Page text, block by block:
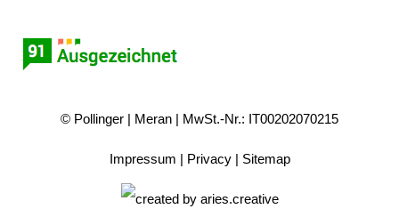
© Pollinger Meran MwSt.-Nr.: IT00202070215
Impressum Privacy Sitemap